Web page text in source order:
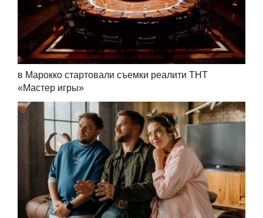
в Марокко стартовали съемки реалити ТНТ
«Мастер игры»